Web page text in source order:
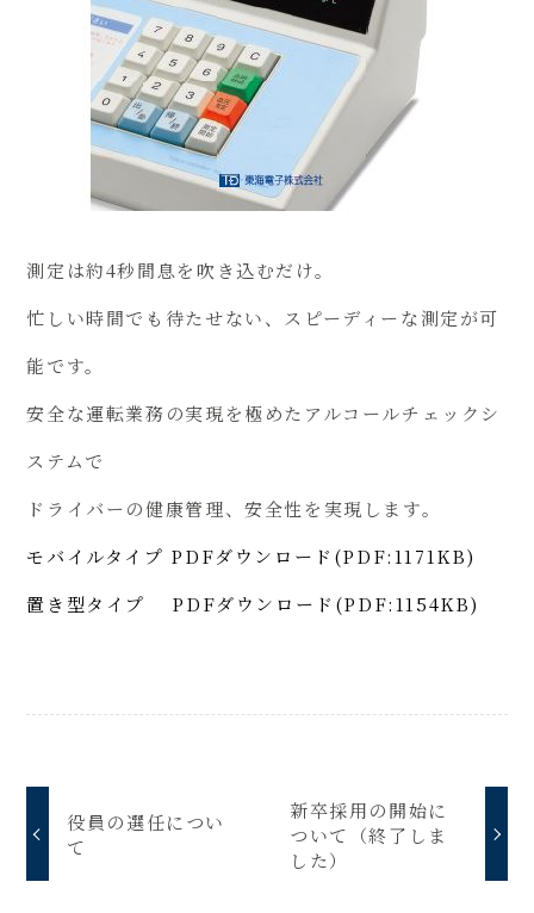
測定は約4秒間息を吹き込むだけ。
忙しい時間でも待たせない、スピーディーな測定が可
能です。
安全な運転業務の実現を極めたアルコールチェックシ
ステムで
ドライバーの健康管理、安全性を実現します。
モバイルタイプ PDFダウンロード(PDF:1171KB)
置き型タイプ PDFダウンロード(PDF:1154KB)
役員の選任につい
て
新卒採用の開始に
ついて（終了しま
した）